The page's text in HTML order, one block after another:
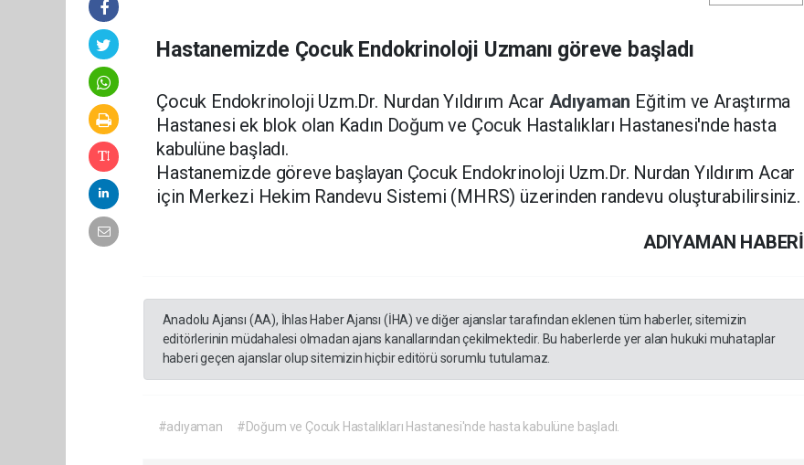
Hastanemizde Çocuk Endokrinoloji Uzmanı göreve başladı
Çocuk Endokrinoloji Uzm.Dr. Nurdan Yıldırım Acar Adıyaman Eğitim ve Araştırma
Hastanesi ek blok olan Kadın Doğum ve Çocuk Hastalıkları Hastanesi'nde hasta
kabulüne başladı.
Hastanemizde göreve başlayan Çocuk Endokrinoloji Uzm.Dr. Nurdan Yıldırım Acar
için Merkezi Hekim Randevu Sistemi (MHRS) üzerinden randevu oluşturabilirsiniz.
ADIYAMAN HABERİ
Anadolu Ajansı (AA), İhlas Haber Ajansı (İHA) ve diğer ajanslar tarafından eklenen tüm haberler, sitemizin
editörlerinin müdahalesi olmadan ajans kanallarından çekilmektedir. Bu haberlerde yer alan hukuki muhataplar
haberi geçen ajanslar olup sitemizin hiçbir editörü sorumlu tutulamaz.
#adıyaman #Doğum ve Çocuk Hastalıkları Hastanesi'nde hasta kabulüne başladı.